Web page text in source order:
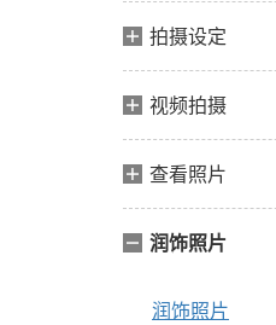
拍摄设定
视频拍摄
查看照片
润饰照片
润饰照片